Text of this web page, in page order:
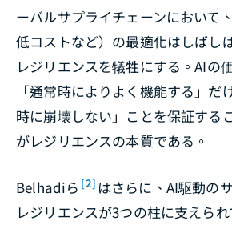
ーバルサプライチェーンにおいて
低コストなど）の最適化はしばし
レジリエンスを犠牲にする。AIの
「通常時によりよく機能する」だ
時に崩壊しない」ことを保証す
がレジリエンスの本質である。
Belhadiら [2] はさらに、AI駆動の
レジリエンスが3つの柱に支えら